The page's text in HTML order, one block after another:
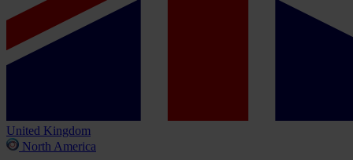
United Kingdom
North America